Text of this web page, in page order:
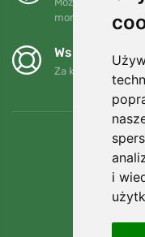
i
momencie w ciągu
Wspieramy
Za każde